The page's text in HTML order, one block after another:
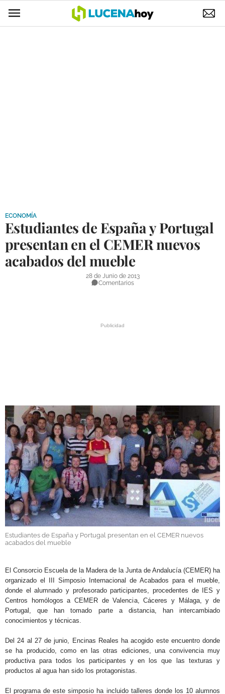
DEPORTES
COMPETICIONES
OBRAS
NECROLÓGICAS
GALERÍAS
ECONOMÍA
Estudiantes de España y Portugal
presentan en el CEMER nuevos
acabados del mueble
28 de Junio de 2013
Comentarios
Estudiantes de España y Portugal presentan en el CEMER nuevos
acabados del mueble
El Consorcio Escuela de la Madera de la Junta de Andalucía (CEMER) ha
organizado el III Simposio Internacional de Acabados para el mueble,
donde el alumnado y profesorado participantes, procedentes de IES y
Centros homólogos a CEMER de Valencia, Cáceres y Málaga, y de
Portugal, que han tomado parte a distancia, han intercambiado
conocimientos y técnicas.
Del 24 al 27 de junio, Encinas Reales ha acogido este encuentro donde
se ha producido, como en las otras ediciones, una convivencia muy
productiva para todos los participantes y en los que las texturas y
productos al agua han sido los protagonistas.
El programa de este simposio ha incluido talleres donde los 10 alumnos